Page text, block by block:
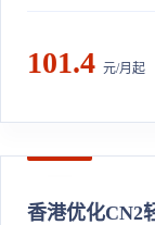
101.4 元/月起
香港优化CN2